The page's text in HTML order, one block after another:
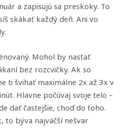
a zapisujú sa preskoky. To
skákať každý deň. Ani vo
Mohol by nastať
bez rozcvičky. Ak so
ti švihať maximálne 2x až 3x v
Hlavne počúvaj svoje telo –
dať častejšie, choď do toho.
to býva najväčší nešvar